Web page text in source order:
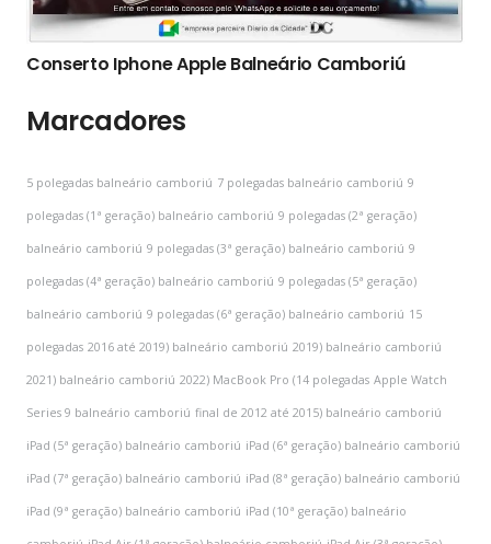
Conserto Iphone Apple Balneário Camboriú
Marcadores
5 polegadas balneário camboriú 7 polegadas balneário camboriú 9
polegadas (1ª geração) balneário camboriú 9 polegadas (2ª geração)
balneário camboriú 9 polegadas (3ª geração) balneário camboriú 9
polegadas (4ª geração) balneário camboriú 9 polegadas (5ª geração)
balneário camboriú 9 polegadas (6ª geração) balneário camboriú 15
polegadas 2016 até 2019) balneário camboriú 2019) balneário camboriú
2021) balneário camboriú 2022) MacBook Pro (14 polegadas Apple Watch
Series 9 balneário camboriú final de 2012 até 2015) balneário camboriú
iPad (5ª geração) balneário camboriú iPad (6ª geração) balneário camboriú
iPad (7ª geração) balneário camboriú iPad (8ª geração) balneário camboriú
iPad (9ª geração) balneário camboriú iPad (10ª geração) balneário